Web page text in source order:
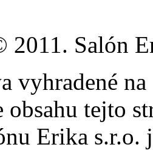
Salón
vyhradené
tejto
Erika s.r.o.